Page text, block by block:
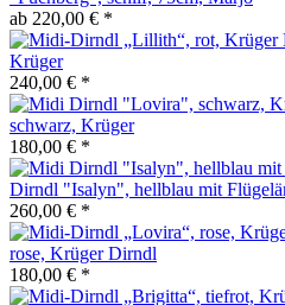
ab 220,00 € *
Krüger
240,00 € *
schwarz, Krüger
180,00 € *
Dirndl "Isalyn", hellblau mit
260,00 € *
rose, Krüger Dirndl
180,00 € *